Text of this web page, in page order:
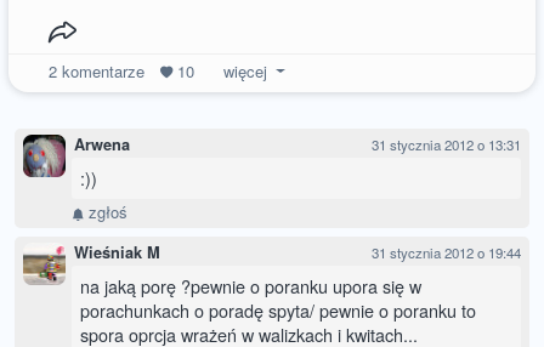
2komentarze 10 więcej
Arwena 31 stycznia 2012 o 13:31
:))
zgłoś
Wieśniak M 31 stycznia 2012 o 19:44
na jaką porę ?pewnie o poranku upora się w
porachunkach o poradę spyta/ pewnie o poranku to
spora oprcja wrażeń w walizkach i kwitach...